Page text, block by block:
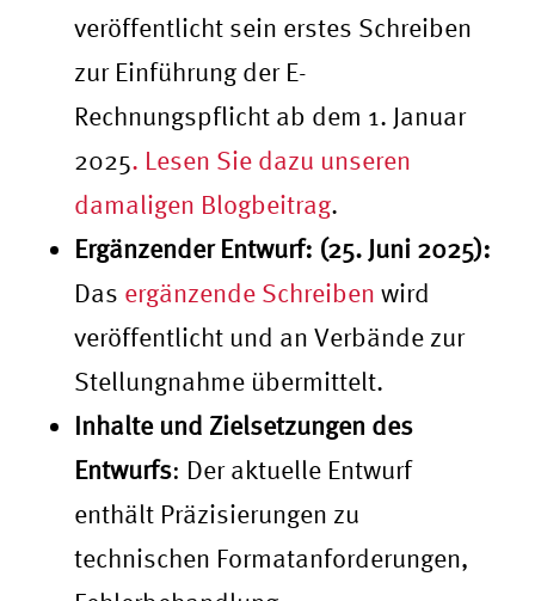
veröffentlicht sein erstes Schreiben
zur Einführung der E-
Rechnungspflicht ab dem 1. Januar
2025. Lesen Sie dazu unseren
damaligen Blogbeitrag.
Ergänzender Entwurf: (25. Juni 2025):
Das ergänzende Schreiben wird
veröffentlicht und an Verbände zur
Stellungnahme übermittelt.
Inhalte und Zielsetzungen des
Entwurfs: Der aktuelle Entwurf
enthält Präzisierungen zu
technischen Formatanforderungen,